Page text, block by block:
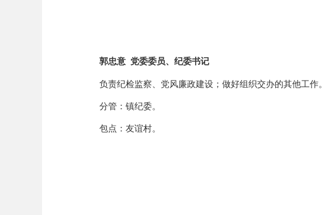
郭忠意 党委委员、纪委书记
负责纪检监察、党风廉政建设；做好组织交办的其他工作。
分管：镇纪委。
包点：友谊村。